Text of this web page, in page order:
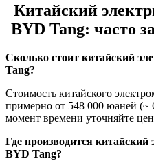
Китайский
BYD Tang: часто
Сколько стоит китайский
Tang?
Стоимость китайского
примерно от 548 000 юаней
момент времени уточняйте
Где производится китайский
BYD Tang?